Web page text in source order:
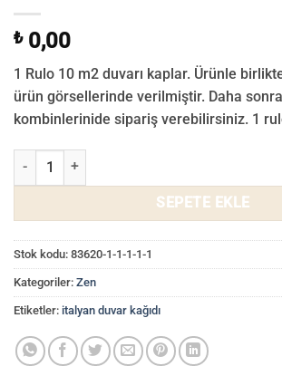
₺0,00
1 Rulo 10 m2 duvarı kaplar. Ürünle
ürün görsellerinde verilmiştir. Daha
kombinlerinide sipariş verebilirsiniz. 1
Zen İtalyan Duvar Kağıdı 72960 adet
SEPETE EKLE
Stok kodu: 83620-1-1-1-1-1
Kategoriler: Zen
Etiketler: italyan duvar kağıdı